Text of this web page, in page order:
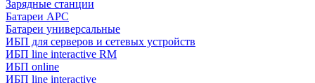
Зарядные станции
Батареи APC
Батареи универсальные
ИБП для серверов и сетевых устройств
ИБП line interactive RM
ИБП online
ИБП linе interactive